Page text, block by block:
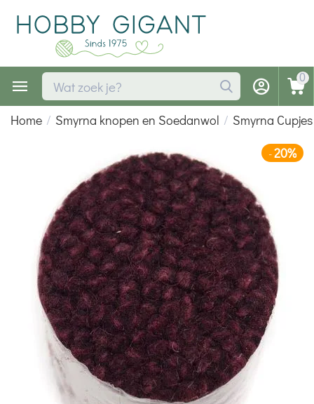
0
Home / Smyrna knopen en Soedanwol / Smyrna Cupjes
-20%